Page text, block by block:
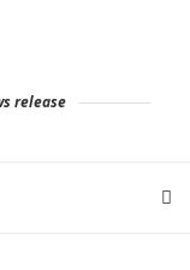
release